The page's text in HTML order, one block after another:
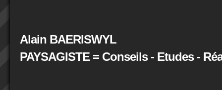
Alain BAERISWYL
PAYSAGISTE = Conseils - Etudes -